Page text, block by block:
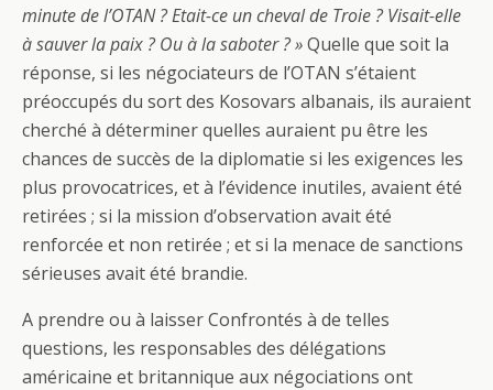
minute de l’OTAN ? Etait-ce un cheval de Troie ? Visait-elle
à sauver la paix ? Ou à la saboter ? »Quelle que soit la
réponse, si les négociateurs de l’OTAN s’étaient
préoccupés du sort des Kosovars albanais, ils auraient
cherché à déterminer quelles auraient pu être les
chances de succès de la diplomatie si les exigences les
plus provocatrices, et à l’évidence inutiles, avaient été
retirées ; si la mission d’observation avait été
renforcée et non retirée ; et si la menace de sanctions
sérieuses avait été brandie.
A prendre ou à laisser Confrontés à de telles
questions, les responsables des délégations
américaine et britannique aux négociations ont